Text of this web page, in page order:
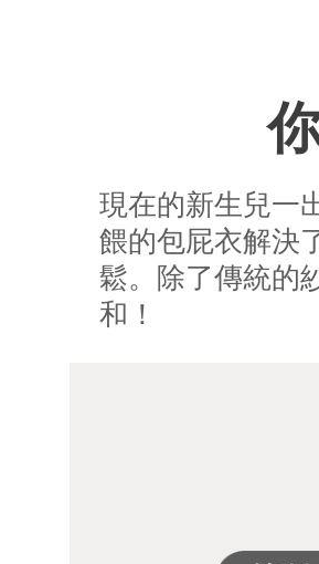
現在的新生兒一
餵的包屁衣解決
鬆。除了傳統的
和！